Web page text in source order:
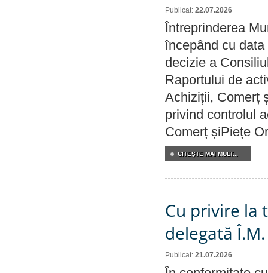
Publicat: 22.07.2026
Întreprinderea
începând cu
decizie a
Raportului de
Achiziții, Comerț
privind controlul
Comerț șiPiețe
CITEŞTE MAI MULT...
Cu privire la
delegată
Publicat: 21.07.2026